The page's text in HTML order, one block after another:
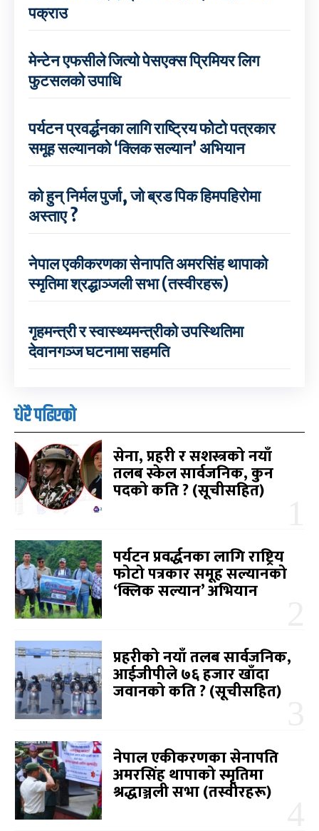
पक्राउ
मेन्टेन एफसीले जित्यो पेसएक्स प्रिमियर लिग
फुटसलको उपाधि
पर्यटन प्रवर्द्धनका लागि राष्ट्रिय फोटो पत्रकार
समूह सल्यानको ‘क्लिक सल्यान’ अभियान
को हुन् निर्मल पुर्जा, जो ब्रड पिक हिमपहिरोमा
अस्ताए ?
नेपाल एकीकरणका सेनापति अमरसिंह थापाको
स्मृतिमा श्रद्धाञ्जली सभा (तस्वीरहरू)
गृहमन्त्री र स्वास्थ्यमन्त्रीको उपस्थितिमा
देवानगञ्ज घटनामा सहमति
धेरै पढिएको
सेना, प्रहरी र सशस्त्रको नयाँ
तलब स्केल सार्वजनिक, कुन
पदको कति ? (सूचीसहित)
पर्यटन प्रवर्द्धनका लागि राष्ट्रिय
फोटो पत्रकार समूह सल्यानको
‘क्लिक सल्यान’ अभियान
प्रहरीको नयाँ तलब सार्वजनिक,
आईजीपीले ७६ हजार खाँदा
जवानको कति ? (सूचीसहित)
नेपाल एकीकरणका सेनापति
अमरसिंह थापाको स्मृतिमा
श्रद्धाञ्जली सभा (तस्वीरहरू)